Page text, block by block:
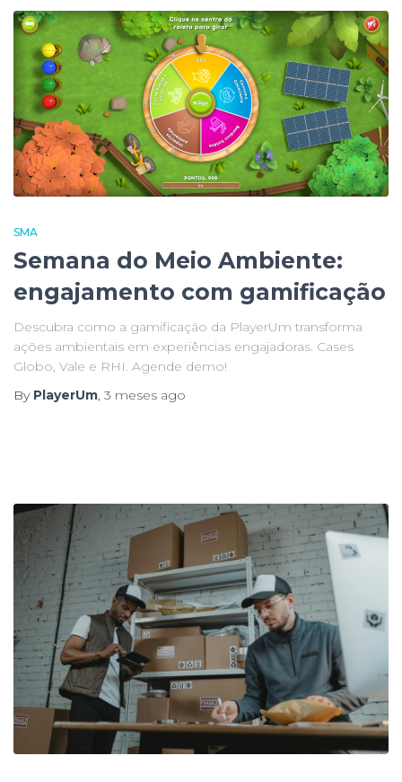
SMA
Semana do Meio Ambiente:
engajamento com gamificação
Descubra como a gamificação da PlayerUm transforma
ações ambientais em experiências engajadoras. Cases
Globo, Vale e RHI. Agende demo!
By PlayerUm, 3 meses ago